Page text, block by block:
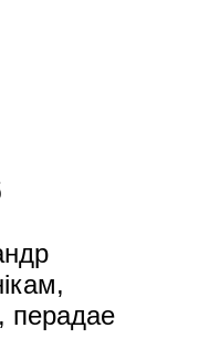
трым